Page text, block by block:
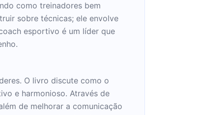
como treinadores bem
sobre técnicas; ele envolve
esportivo é um líder que
O livro discute como o
e harmonioso. Através de
de melhorar a comunicação